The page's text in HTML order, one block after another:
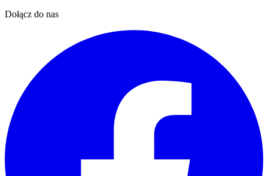
Dołącz do nas